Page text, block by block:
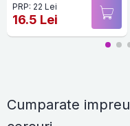
PRP: 22 Lei
16.5 Lei
Cumparate